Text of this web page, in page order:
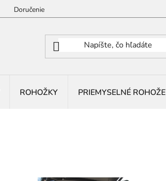
Doručenie
ROHOŽKY PRIEMYSELNÉ ROHOŽE